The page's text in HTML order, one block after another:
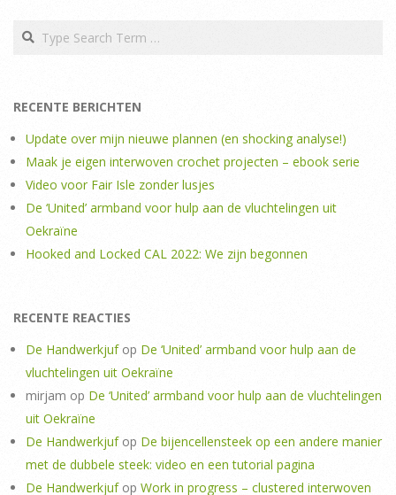
Search
RECENTE BERICHTEN
Update over mijn nieuwe plannen (en shocking analyse!)
Maak je eigen interwoven crochet projecten – ebook serie
Video voor Fair Isle zonder lusjes
De ‘United’ armband voor hulp aan de vluchtelingen uit
Oekraïne
Hooked and Locked CAL 2022: We zijn begonnen
RECENTE REACTIES
De Handwerkjufop De ‘United’ armband voor hulp aan de
vluchtelingen uit Oekraïne
mirjam op De ‘United’ armband voor hulp aan de vluchtelingen
uit Oekraïne
De Handwerkjufop De bijencellensteek op een andere manier
met de dubbele steek: video en een tutorial pagina
De Handwerkjufop Work in progress – clustered interwoven